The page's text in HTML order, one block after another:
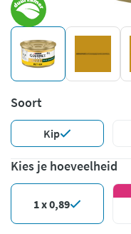
Soort
Kip
Kies je hoeveelheid
1 x 0,89